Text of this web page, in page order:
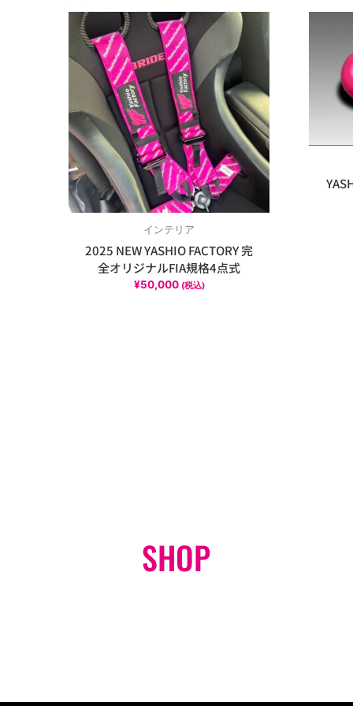
インテリア
2025 NEW YASHIO FACTORY 完
全オリジナルFIA規格4点式
¥50,000 (税込)
SHOP